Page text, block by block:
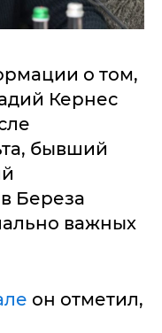
о том,
Кернес
бывший
Береза
важных
он отметил,